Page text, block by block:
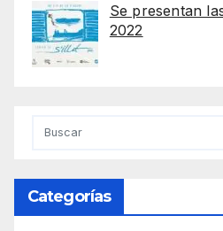
Se presentan
2022
Categorías